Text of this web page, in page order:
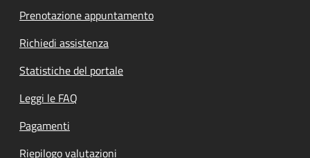
Prenotazione appuntamento
Richiedi assistenza
Statistiche del portale
Leggi le FAQ
Pagamenti
Riepilogo valutazioni